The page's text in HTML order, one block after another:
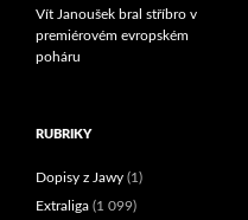
Vít Janoušek bral stříbro v
premiérovém evropském
poháru
RUBRIKY
Dopisy z Jawy (1)
Extraliga (1 099)